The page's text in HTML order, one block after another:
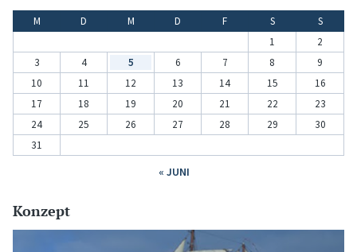
M D M D F S
S
1
2
3
4 5 6 7 8
9
10
11 12 13 14 15
16
17
18 19 20 21 22
23
24
25 26 27 28 29
30
31
« JUNI
Konzept